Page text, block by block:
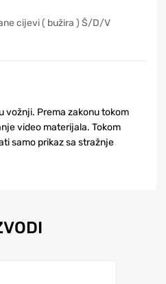
cijevi ( bužira ) Š/D/V
vožnji. Prema zakonu tokom
video materijala. Tokom
samo prikaz sa stražnje